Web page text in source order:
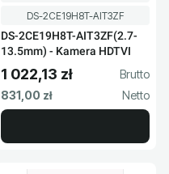
Kod produktu
DS-2CE19H8T-AIT3ZF
DS-2CE19H8T-AIT3ZF(2.7-
13.5mm) - Kamera HDTVI
Cena brutto
1 022,13 zł
Cena netto
831,00 zł